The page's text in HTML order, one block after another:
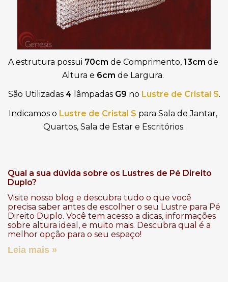
A estrutura possui 70cm de Comprimento, 13cm de
Altura e 6cm de Largura.
São Utilizadas 4 lâmpadas G9 no Lustre de Cristal S.
Indicamos o Lustre de Cristal S para Sala de Jantar,
Quartos, Sala de Estar e Escritórios.
Qual a sua dúvida sobre os Lustres de Pé Direito
Duplo?
Visite nosso blog e descubra tudo o que você
precisa saber antes de escolher o seu Lustre para Pé
Direito Duplo. Você tem acesso a dicas, informações
sobre altura ideal, e muito mais. Descubra qual é a
melhor opção para o seu espaço!
Leia mais »